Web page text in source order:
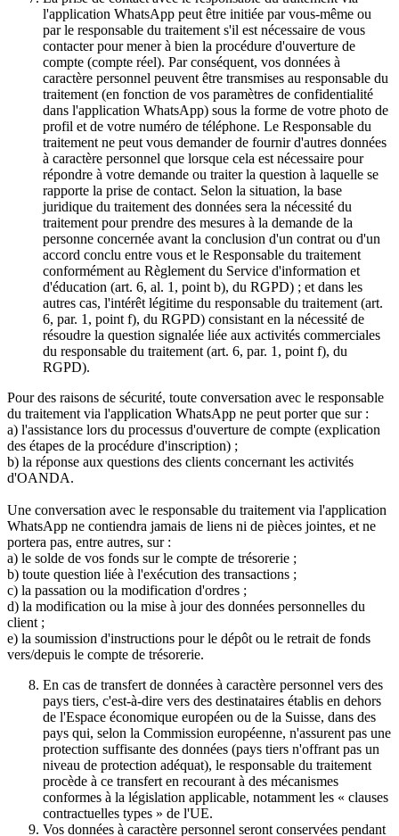
l'application WhatsApp peut être initiée par vous-même ou
par le responsable du traitement s'il est nécessaire de vous
contacter pour mener à bien la procédure d'ouverture de
compte (compte réel). Par conséquent, vos données à
caractère personnel peuvent être transmises au responsable du
traitement (en fonction de vos paramètres de confidentialité
dans l'application WhatsApp) sous la forme de votre photo de
profil et de votre numéro de téléphone. Le Responsable du
traitement ne peut vous demander de fournir d'autres données
à caractère personnel que lorsque cela est nécessaire pour
répondre à votre demande ou traiter la question à laquelle se
rapporte la prise de contact. Selon la situation, la base
juridique du traitement des données sera la nécessité du
traitement pour prendre des mesures à la demande de la
personne concernée avant la conclusion d'un contrat ou d'un
accord conclu entre vous et le Responsable du traitement
conformément au Règlement du Service d'information et
d'éducation (art. 6, al. 1, point b), du RGPD) ; et dans les
autres cas, l'intérêt légitime du responsable du traitement (art.
6, par. 1, point f), du RGPD) consistant en la nécessité de
résoudre la question signalée liée aux activités commerciales
du responsable du traitement (art. 6, par. 1, point f), du
RGPD).
Pour des raisons de sécurité, toute conversation avec le responsable
du traitement via l'application WhatsApp ne peut porter que sur :
a) l'assistance lors du processus d'ouverture de compte (explication
des étapes de la procédure d'inscription) ;
b) la réponse aux questions des clients concernant les activités
d'OANDA.
Une conversation avec le responsable du traitement via l'application
WhatsApp ne contiendra jamais de liens ni de pièces jointes, et ne
portera pas, entre autres, sur :
a) le solde de vos fonds sur le compte de trésorerie ;
b) toute question liée à l'exécution des transactions ;
c) la passation ou la modification d'ordres ;
d) la modification ou la mise à jour des données personnelles du
client ;
e) la soumission d'instructions pour le dépôt ou le retrait de fonds
vers/depuis le compte de trésorerie.
En cas de transfert de données à caractère personnel vers des
pays tiers, c'est-à-dire vers des destinataires établis en dehors
de l'Espace économique européen ou de la Suisse, dans des
pays qui, selon la Commission européenne, n'assurent pas une
protection suffisante des données (pays tiers n'offrant pas un
niveau de protection adéquat), le responsable du traitement
procède à ce transfert en recourant à des mécanismes
conformes à la législation applicable, notamment les « clauses
contractuelles types » de l'UE.
Vos données à caractère personnel seront conservées pendant